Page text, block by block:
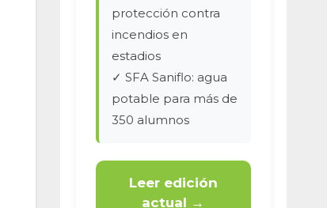
protección contra
incendios en
estadios
✓ SFA Saniflo: agua
potable para más de
350 alumnos
Leer edición
actual →